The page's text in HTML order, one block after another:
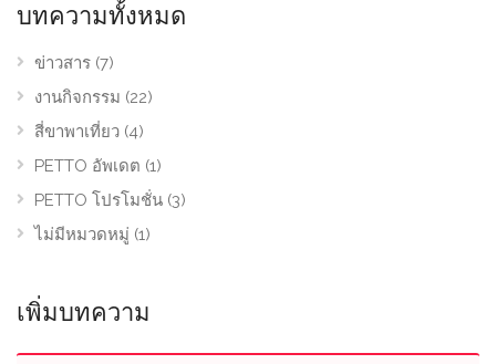
บทความทั้งหมด
ข่าวสาร (7)
งานกิจกรรม (22)
สี่ขาพาเที่ยว (4)
PETTO อัพเดต (1)
PETTO โปรโมชั่น (3)
ไม่มีหมวดหมู่ (1)
เพิ่มบทความ